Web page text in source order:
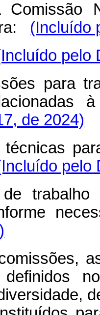
(Incluído
pelo
para
de 2024)
pelo
trabalho